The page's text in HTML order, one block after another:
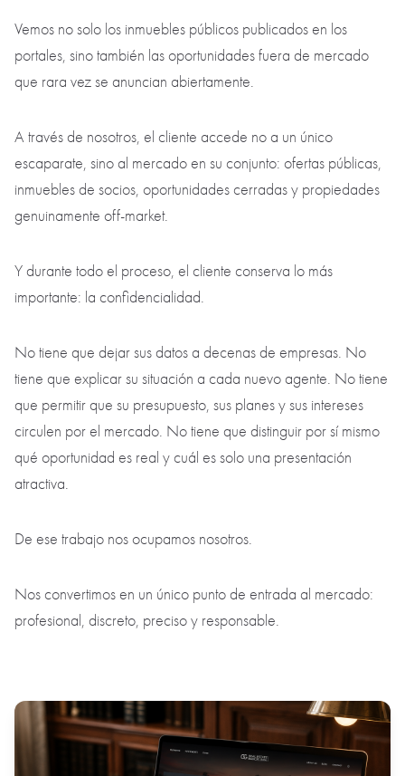
Vemos no solo los inmuebles públicos publicados en los
portales, sino también las oportunidades fuera de mercado
que rara vez se anuncian abiertamente.
A través de nosotros, el cliente accede no a un único
escaparate, sino al mercado en su conjunto: ofertas públicas,
inmuebles de socios, oportunidades cerradas y propiedades
genuinamente off-market.
Y durante todo el proceso, el cliente conserva lo más
importante: la confidencialidad.
No tiene que dejar sus datos a decenas de empresas. No
tiene que explicar su situación a cada nuevo agente. No tiene
que permitir que su presupuesto, sus planes y sus intereses
circulen por el mercado. No tiene que distinguir por sí mismo
qué oportunidad es real y cuál es solo una presentación
atractiva.
De ese trabajo nos ocupamos nosotros.
Nos convertimos en un único punto de entrada al mercado:
profesional, discreto, preciso y responsable.